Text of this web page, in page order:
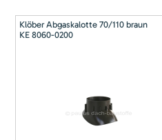
Klöber Abgaskalotte 70/110 braun
KE 8060-0200